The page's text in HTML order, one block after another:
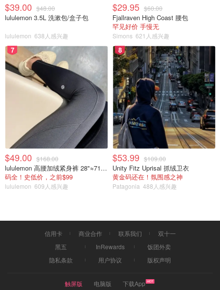
$39.00 $48.00
lululemon 3.5L 洗漱包/盒子包
lululemon 638人感兴趣
$29.95 $60.00
Fjallraven High Coast 腰包
罕见好价 手慢无
Simons 621人感兴趣
7
$49.00 $168.00
lululemon 高腰加绒紧身裤 28"≈71cm 5个口袋
码全！史低价，之前$99
lululemon 609人感兴趣
8
$53.99 $109.00
Unity Fitz Uprisal 抓绒卫衣
黄金码还在！氛围感之神
Patagonia 488人感兴趣
信用卡 商业合作 联系我们
双十一
黑五
InRewards
饭团外卖
隐私条款
用户协议 版权声明
触屏版 电脑版 下载App